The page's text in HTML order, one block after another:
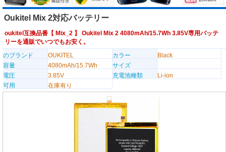
Oukitel Mix 2対応バッテリー
oukitel互換品番【 Mix_2 】 Oukitel Mix 2 4080mAh/15.7Wh 3.85V専用バッテ
リーを通販でいつでもお安く。
のブランド
OUKITEL カラー
Black
容量
4080mAh/15.7Wh
サイズ
電圧
3.85V 充電池種類
Li-ion
可用
在庫有り